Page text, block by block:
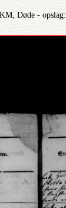
Døde - opslag: